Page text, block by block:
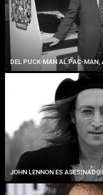
DEL PUCK-MAN AL PAC-MAN,
JOHN LENNON ES ASESINADO